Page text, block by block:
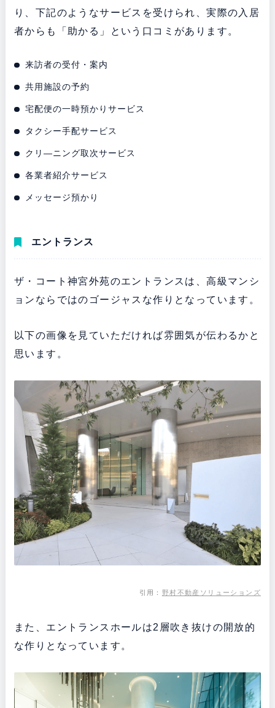
り、下記のようなサービスを受けられ、実際の入居
者からも「助かる」という口コミがあります。
来訪者の受付・案内
共用施設の予約
宅配便の一時預かりサービス
タクシー手配サービス
クリ―ニング取次サービス
各業者紹介サービス
メッセージ預かり
エントランス
ザ・コート神宮外苑のエントランスは、高級マンシ
ョンならではのゴージャスな作りとなっています。
以下の画像を見ていただければ雰囲気が伝わるかと
思います。
引用： 野村不動産ソリューションズ
また、エントランスホールは2層吹き抜けの開放的
な作りとなっています。